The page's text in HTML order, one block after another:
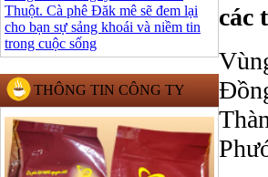
Thuột. Cà phê Đăk mê sẽ đem lại
cho bạn sự sảng khoái và niềm tin
trong cuộc sống
THÔNG TIN CÔNG TY
các